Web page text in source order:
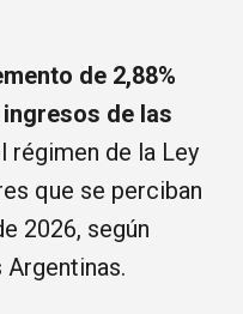
de 2,88%
de las
régimen de la Ley
que se perciban
2026, según